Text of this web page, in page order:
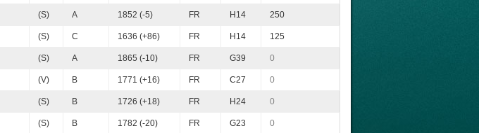
(S) A 1852 (-5) FR H14 250
(S) C 1636 (+86) FR H14 125
(S) A 1865 (-10) FR G39 0
(V) B 1771 (+16) FR C27 0
(S) B 1726 (+18) FR H24 0
(S) B 1782 (-20) FR G23 0